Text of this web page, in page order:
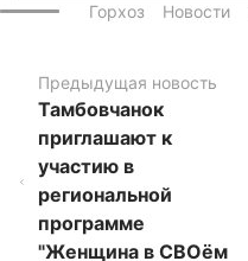
Горхоз Новости
Предыдущая новость
Тамбовчанок
приглашают к
участию в
региональной
программе
"Женщина в СВОём